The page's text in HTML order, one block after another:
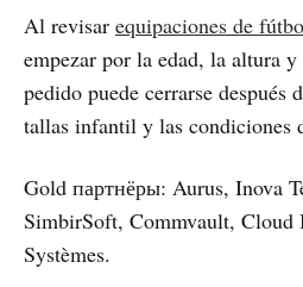
Al revisar equipaciones de
empezar por la edad, la altura
pedido puede cerrarse después
tallas infantil y las condiciones
Gold партнёры: Aurus, Inova
SimbirSoft, Commvault, Cloud
Systèmes.